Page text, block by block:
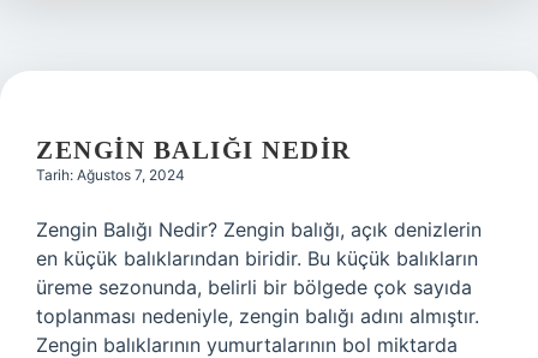
ZENGIN BALIĞI NEDIR
Tarih: Ağustos 7, 2024
Zengin Balığı Nedir? Zengin balığı, açık denizlerin
en küçük balıklarından biridir. Bu küçük balıkların
üreme sezonunda, belirli bir bölgede çok sayıda
toplanması nedeniyle, zengin balığı adını almıştır.
Zengin balıklarının yumurtalarının bol miktarda